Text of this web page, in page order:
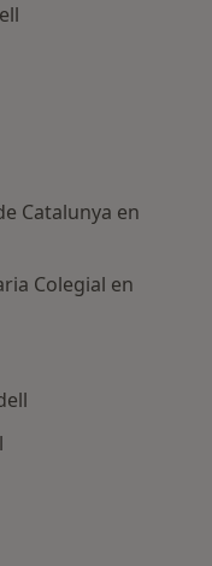
Catalunya en
Colegial en